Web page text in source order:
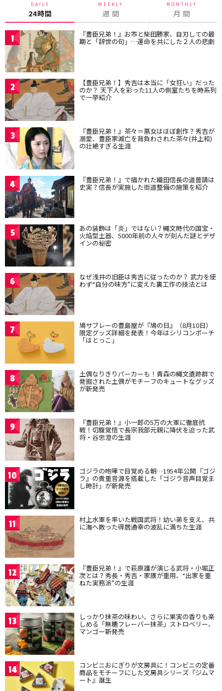
DAILY
24時間
WEEKLY
週 間
MONTHLY
月 間
1 『豊臣兄弟！』お市と柴田勝家、自刃しての最
期と「辞世の句」…運命を共にした２人の悲劇
2 【豊臣兄弟！】秀吉は本当に「女狂い」だった
のか？ 天下人を彩った11人の側室たちを時系列
で一挙紹介
3 『豊臣兄弟！』茶々＝悪女はほぼ創作？秀吉が
溺愛、豊臣家滅亡を背負わされた茶々(井上和)
の壮絶すぎる生涯
4 『豊臣兄弟！』で描かれた織田信長の道普請は
史実？信長が実施した街道整備の施策を紹介
5 あの装飾は「炎」ではない？縄文時代の国宝・
火焔型土器、5000年前の人々が刻んだ謎とデザ
インの秘密
6 なぜ浅井の旧臣は秀吉に従ったのか？ 武力を使
わず“自分の味方”に変えた裏工作の技法とは
7 鳩サブレーの豊島屋が『鳩の日』（8月10日）
限定グッズ詳細を発表！今年はシリコンポーチ
「はとっこ」
8 土偶なりきりパーカーも！青森の縄文遺跡群で
発掘された土偶がモチーフのキュートなグッズ
が新発売
9 『豊臣兄弟！』小一郎の5万の大軍に徹底抗
戦！切腹覚悟で長宗我部元親に降伏を迫った武
将・谷忠澄の生涯
10 ゴジラの咆哮で目覚める朝…1954年公開『ゴジ
ラ』の貴重音源を搭載した「ゴジラ音声目覚ま
し時計」が新発売
11 村上水軍を率いた戦国武将！幼い弟を支え、共
に海へ散った得居通幸の波乱に満ちた生涯
12 『豊臣兄弟！』で萩原護が演じる武将・小堀正
次とは？秀長・秀吉・家康が重用、“出家を重
ねた実務派”の生涯
13 しっかり抹茶の味わい、さらに果実の香りも楽
しめる「無糖フレーバー抹茶」ストロベリー、
マンゴー新発売
14 コンビニおにぎりが文房具に！コンビニの定番
商品をモチーフにした文房具シリーズ『ジムマ
ート』誕生